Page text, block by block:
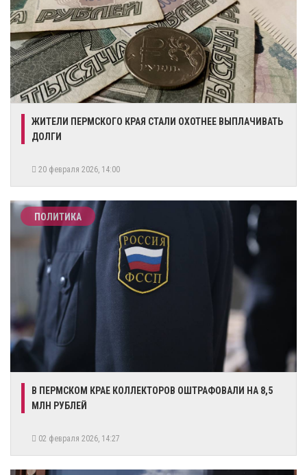
ЖИТЕЛИ ПЕРМСКОГО КРАЯ СТАЛИ ОХОТНЕЕ ВЫПЛАЧИВАТЬ
ДОЛГИ
20 февраля 2026, 14:00
ПОЛИТИКА
В ПЕРМСКОМ КРАЕ КОЛЛЕКТОРОВ ОШТРАФОВАЛИ НА 8,5
МЛН РУБЛЕЙ
02 февраля 2026, 14:27